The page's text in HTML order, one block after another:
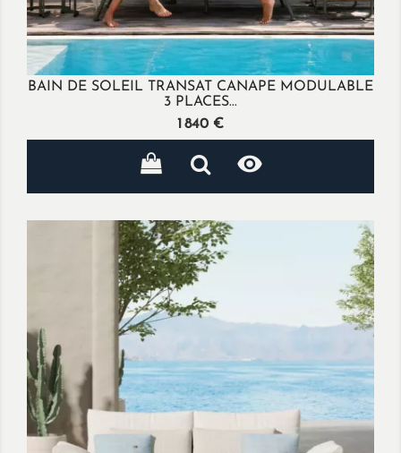
BAIN DE SOLEIL TRANSAT CANAPE MODULABLE
3 PLACES...
Prix
1 840 €
